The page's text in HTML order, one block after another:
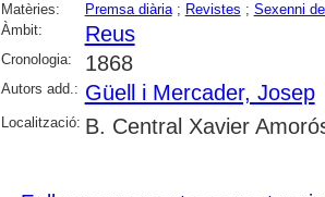
Matèries: Premsa diària; Revistes ; Sexenni
Àmbit:
Reus
Cronologia: 1868
Autors add.: Güell i Mercader, Josep
Localització: B. Central Xavier